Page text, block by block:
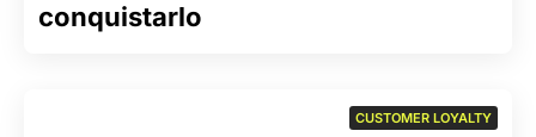
conquistarlo
CUSTOMER LOYALTY